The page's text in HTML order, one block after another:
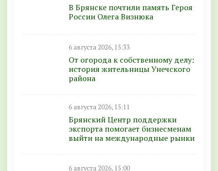
В Брянске почтили память Героя
России Олега Визнюка
6 августа 2026, 15:33
От огорода к собственному делу:
история жительницы Унечского
района
6 августа 2026, 15:11
Брянский Центр поддержки
экспорта помогает бизнесменам
выйти на международные рынки
6 августа 2026, 15:00